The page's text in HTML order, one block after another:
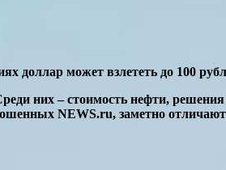
доллар может взлететь до 100
них – стоимость нефти,
NEWS.ru, заметно